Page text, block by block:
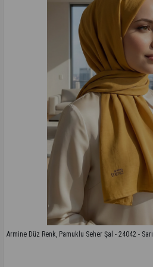
Armine Düz Renk, Pamuklu Seher Şal - 24042 - Sarı